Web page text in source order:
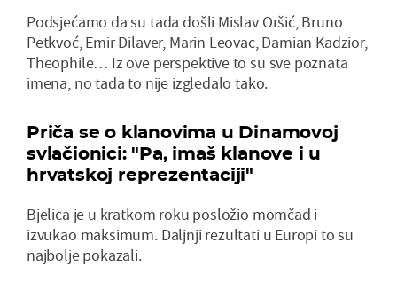
Podsjećamo da su tada došli Mislav Oršić, Bruno
Petkvoć, Emir Dilaver, Marin Leovac, Damian Kadzior,
Theophile… Iz ove perspektive to su sve poznata
imena, no tada to nije izgledalo tako.
Priča se o klanovima u Dinamovoj
svlačionici: "Pa, imaš klanove i u
hrvatskoj reprezentaciji"
Bjelica je u kratkom roku posložio momčad i
izvukao maksimum. Daljnji rezultati u Europi to su
najbolje pokazali.